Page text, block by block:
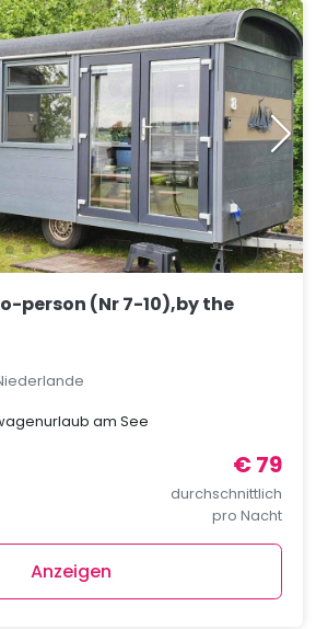
person (Nr 7-10),by the
am See
€ 79
durchschnittlich
pro Nacht
Anzeigen